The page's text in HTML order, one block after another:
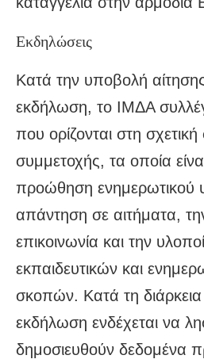
Εκδηλώσεις
Κατά την υποβολή
εκδήλωση, το ΙΜΔΑ
που ορίζονται στη
συμμετοχής, τα οποία
προώθηση ενημερωτικού
απάντηση σε αιτήματα,
επικοινωνία και την
εκπαιδευτικών και
σκοπών. Κατά τη διάρκεια
εκδήλωση ενδέχεται να
δημοσιευθούν δεδομένα